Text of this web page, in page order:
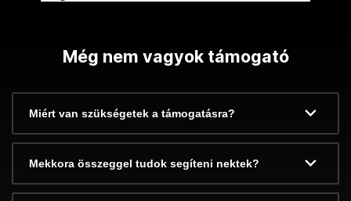
Még nem vagyok támogató
Miért van szükségetek a támogatásra?
Mekkora összeggel tudok segíteni nektek?